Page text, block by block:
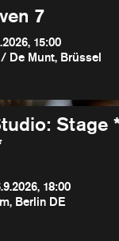
7
15:00
De Munt, Brüssel
Stage
18:00
Berlin DE